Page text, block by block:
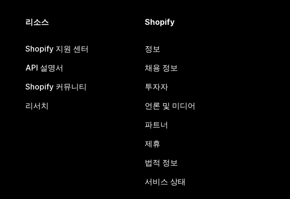
리소스
Shopify 지원 센터
API 설명서
Shopify 커뮤니티
리서치
Shopify
정보
채용 정보
투자자
언론 및 미디어
파트너
제휴
법적 정보
서비스 상태